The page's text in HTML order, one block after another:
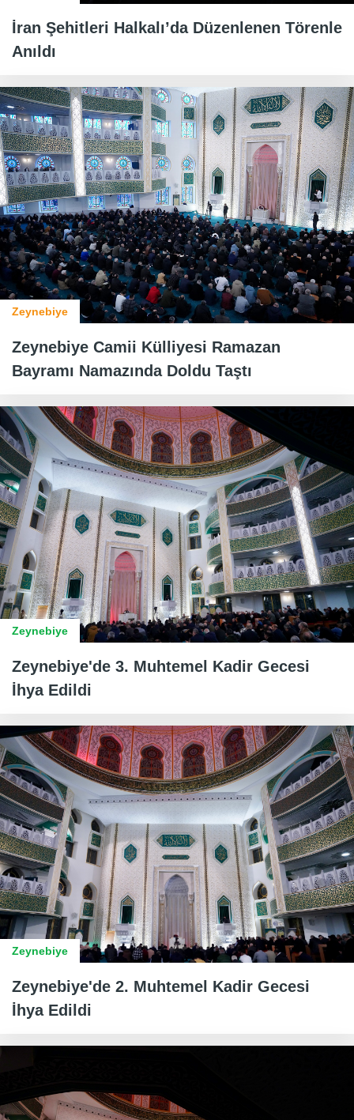
İran Şehitleri Halkalı’da Düzenlenen Törenle
Anıldı
Zeynebiye
Zeynebiye Camii Külliyesi Ramazan
Bayramı Namazında Doldu Taştı
Zeynebiye
Zeynebiye'de 3. Muhtemel Kadir Gecesi
İhya Edildi
Zeynebiye
Zeynebiye'de 2. Muhtemel Kadir Gecesi
İhya Edildi